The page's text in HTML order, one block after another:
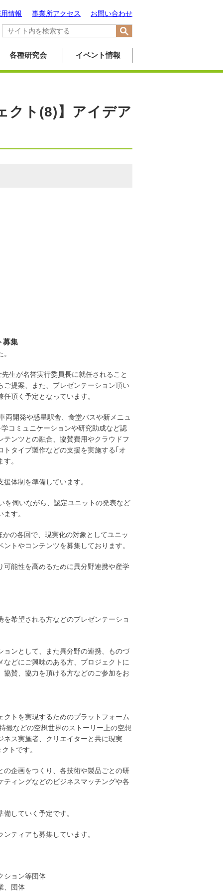
お問い合わせ
事業所アクセス
情報
各種研究会 イベント情報
クト(8)】アイデア
募集
生が名誉実行委員長に就任されること
提案、また、プレゼンテーション頂い
頂く予定となっています。
両開発や惑星駅舎、食堂バスや新メニュ
コミュニケーションや研究助成など認
ンツとの融合、協賛費用やクラウドフ
タイプ製作などの支援を実施する｢オ
。
体制を準備しています。
を伺いながら、認定ユニットの発表など
す。
の各回で、現実化の対象としてユニッ
トやコンテンツを募集しております。
能性を高めるために異分野連携や産学
希望される方などのプレゼンテーショ
ンとして、また異分野の連携、ものづ
どにご興味のある方、プロジェクトに
賛、協力を頂ける方などのご参加をお
トを実現するためのプラットフォーム
撮などの空想世界のストーリー上の空想
ス実施者、クリエイターと共に現実
トです。
企画をつくり、各技術や製品ごとの研
ィングなどのビジネスマッチングや各
していく予定です。
ティアも募集しています。
ション等団体
、団体